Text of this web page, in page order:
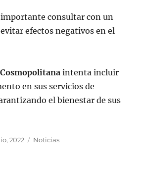
consultar con un
efectos negativos en el
intenta incluir
en sus servicios de
el bienestar de sus
2022 Categorías
Noticias